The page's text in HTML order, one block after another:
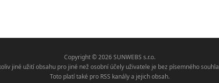
Copyright © 2026 SUNWEBS s.r.o.
jiné užití obsahu pro jiné než osobní účely uživatele je bez písemného
Toto platí také pro RSS kanály a jejich obsah.